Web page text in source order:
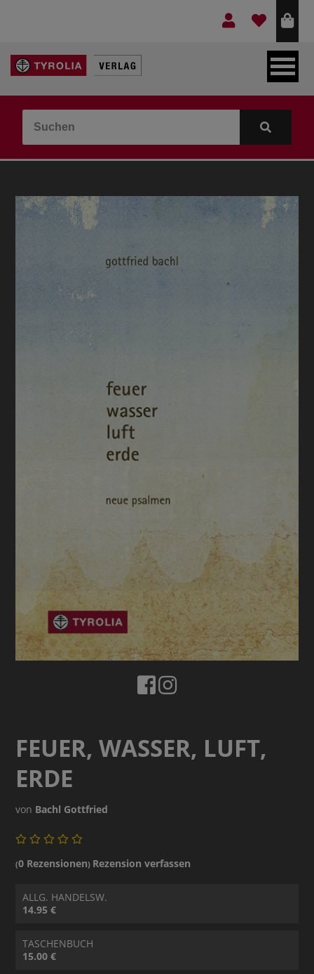
LEBEN & GLAUBE
KINDER- & JUGENDBUCH
FEUER, WASSER, LUFT,
ERDE
von Bachl Gottfried
(0 Rezensionen) Rezension verfassen
ALLG. HANDELSW.
14.95 €
TASCHENBUCH
15.00 €